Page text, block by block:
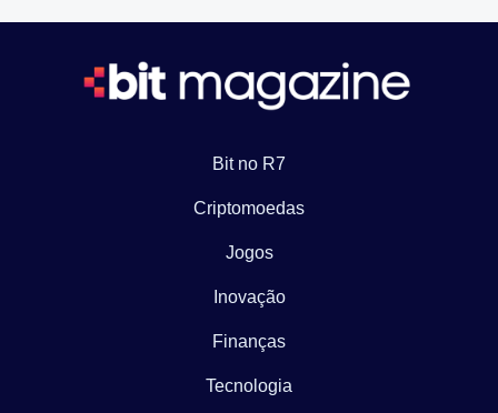
Bit no R7
Criptomoedas
Jogos
Inovação
Finanças
Tecnologia